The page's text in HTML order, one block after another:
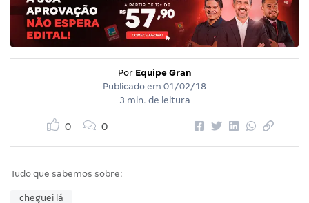
Por Equipe Gran
Publicado em 01/02/18
3 min. de leitura
0 0
Tudo que sabemos sobre:
cheguei lá